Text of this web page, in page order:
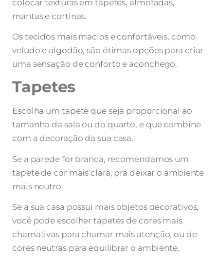
colocar texturas em tapetes, almofadas,
mantas e cortinas.
Os tecidos mais macios e confortáveis, como
veludo e algodão, são ótimas opções para criar
uma sensação de conforto e aconchego.
Tapetes
Escolha um tapete que seja proporcional ao
tamanho da sala ou do quarto, e que combine
com a decoração da sua casa.
Se a parede for branca, recomendamos um
tapete de cor mais clara, pra deixar o ambiente
mais neutro.
Se a sua casa possui mais objetos decorativos,
você pode escolher tapetes de cores mais
chamativas para chamar mais atenção, ou de
cores neutras para equilibrar o ambiente.